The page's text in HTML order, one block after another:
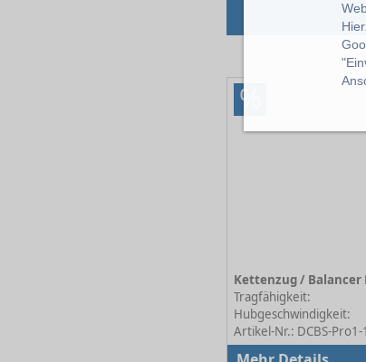
%
Tragfähigkeit:
Hubgeschwindigkeit:
Artikel-Nr.: DCBS-Pro1-